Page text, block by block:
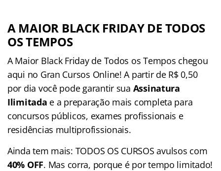
A MAIOR BLACK FRIDAY DE TODOS
OS TEMPOS
A Maior Black Friday de Todos os Tempos chegou
aqui no Gran Cursos Online! A partir de R$ 0,50
por dia você pode garantir sua Assinatura
Ilimitada e a preparação mais completa para
concursos públicos, exames profissionais e
residências multiprofissionais.
Ainda tem mais: TODOS OS CURSOS avulsos com
40% OFF. Mas corra, porque é por tempo limitado!